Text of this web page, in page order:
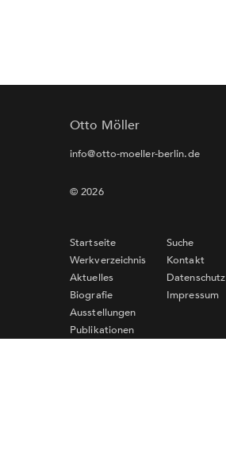
Otto Möller
info@otto-moeller-berlin.de
© 2026
Startseite
Werkverzeichnis
Aktuelles
Biografie
Ausstellungen
Publikationen
Suche
Kontakt
Datenschutz
Impressum